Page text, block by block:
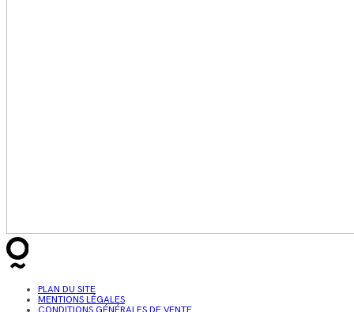
PLAN DU SITE
MENTIONS LÉGALES